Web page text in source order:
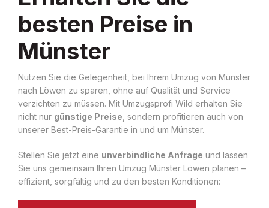
besten Preise in
Münster
Nutzen Sie die Gelegenheit, bei Ihrem Umzug von Münster
nach Löwen zu sparen, ohne auf Qualität und Service
verzichten zu müssen. Mit Umzugsprofi Wild erhalten Sie
nicht nur günstige Preise , sondern profitieren auch von
unserer Best-Preis-Garantie in und um Münster.
Stellen Sie jetzt eine unverbindliche Anfrage und lassen
Sie uns gemeinsam Ihren Umzug Münster Löwen planen –
effizient, sorgfältig und zu den besten Konditionen: